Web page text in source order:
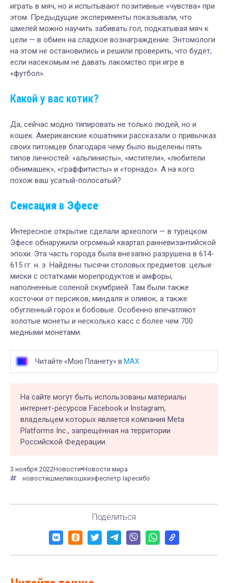
играть в мяч, но и испытывают позитивные «чувства» при
этом. Предыдущие эксперименты показывали, что
шмелей можно научить забивать гол, подкатывая мяч к
цели — в обмен на сладкое вознаграждение. Энтомологи
на этом не остановились и решили проверить, что будет,
если насекомым не давать лакомство при игре в
«футбол».
Какой у вас котик?
Да, сейчас модно типировать не только людей, но и
кошек. Американские кошатники рассказали о привычках
своих питомцев благодаря чему было выделены пять
типов личностей: «альпинисты», «мстители», «любители
обнимашек», «граффитисты» и «торнадо». А на кого
похож ваш усатый-полосатый?
Сенсация в Эфесе
Интересное открытие сделали археологи — в турецком
Эфесе обнаружили огромный квартал ранневизантийской
эпохи. Эта часть города была внезапно разрушена в 614-
615 гг. н. э. Найдены тысячи столовых предметов: целые
миски с остатками морепродуктов и амфоры,
наполненные соленой скумбрией. Там были также
косточки от персиков, миндаля и оливок, а также
обугленный горох и бобовые. Особенно впечатляют
золотые монеты и несколько касс с более чем 700
медными монетами.
Читайте «Мою Планету» в MAX
На сайте могут быть использованы материалы
интернет-ресурсов Facebook и Instagram,
владельцем которых является компания Meta
Platforms Inc., запрещённая на территории
Российской Федерации.
3 ноября 2022Новости Новости мира
новостишмеликошкиэфеспетр Iаресибо
Поделиться